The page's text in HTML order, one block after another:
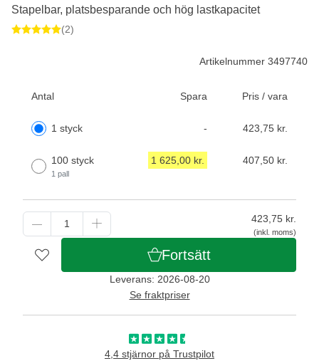
Artikelnummer 3497740
Antal Spara Pris / vara
1 styck - 423,75 kr.
100 styck
1 pall
1 625,00 kr. 407,50 kr.
423,75 kr.
(inkl. moms)
Fortsätt
Leverans: 2026-08-20
Se fraktpriser
4,4 stjärnor på Trustpilot
Stapelbar, platsbesparande och hög lastkapacitet
(2)